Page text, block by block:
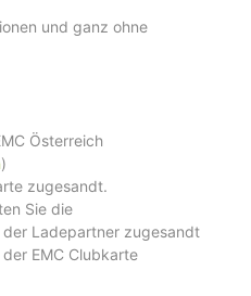
und ganz ohne
Österreich
)
zugesandt.
Sie die
Ladepartner zugesandt
EMC Clubkarte